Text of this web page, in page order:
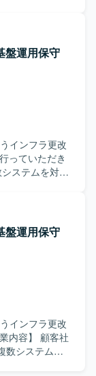
ルやドキュメ
クトを推進
設計、プロ
ンストーミン
ー導入に向
イルオーダー
引継ぎ資料
し、要件一覧
ます。 シス
機内販売に
ーを作成いた
トカード決済
ます。 新POS
ます。 プロ
Plan）
Structure）を
告資料を作
求めておりま
りながら協調
いただける
レス耐性・対
バイス刷新プ
盤運用保守
インフラ更改
っていただき
に関するド
いただきま
ト状況の可
込みながら
ジシ
ら、PMOおよ
けます。
、
盤運用保守
インフラ更改
数システムの